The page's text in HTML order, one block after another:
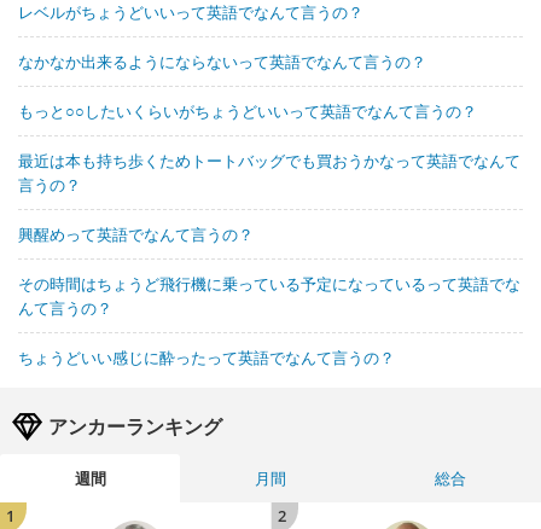
レベルがちょうどいいって英語でなんて言うの？
なかなか出来るようにならないって英語でなんて言うの？
もっと○○したいくらいがちょうどいいって英語でなんて言うの？
最近は本も持ち歩くためトートバッグでも買おうかなって英語でなんて
言うの？
興醒めって英語でなんて言うの？
その時間はちょうど飛行機に乗っている予定になっているって英語でな
んて言うの？
ちょうどいい感じに酔ったって英語でなんて言うの？
アンカーランキング
週間 月間
総合
1
2